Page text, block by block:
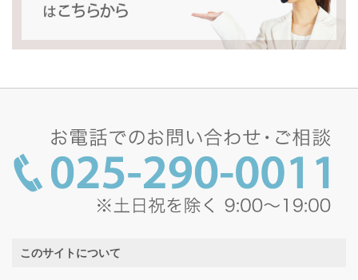
このサイトについて